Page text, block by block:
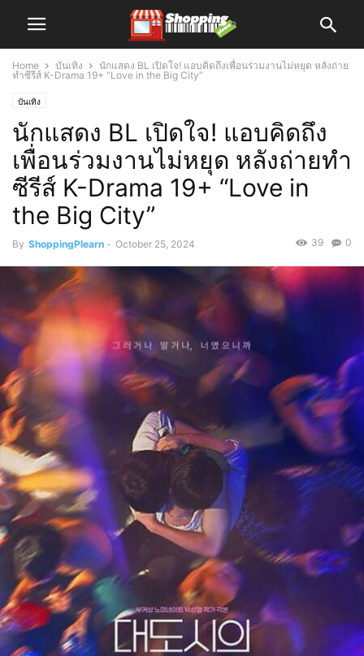
Home บันเทิง
นักแสดง BL เปิดใจ! แอบคิดถึงเพื่อนร่วมงานไม่หยุด หลังถ่าย
ทำซีรีส์ K-Drama 19+ “Love in the Big City”
บันเทิง
นักแสดง BL เปิดใจ! แอบคิดถึง
เพื่อนร่วมงานไม่หยุด หลังถ่ายทำ
ซีรีส์ K-Drama 19+ “Love in
the Big City”
By ShoppingPlearn - October 25, 2024 0
39